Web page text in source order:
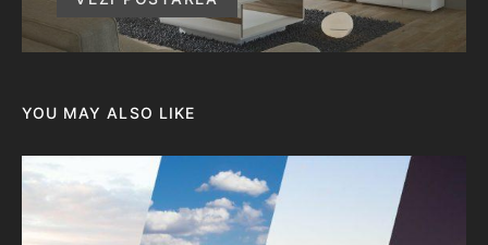
YOU MAY ALSO LIKE